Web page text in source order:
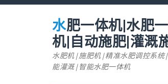
跳
水肥一体机|水肥一体化施肥
机|自动施肥|灌溉
水肥机|施肥机|精准水肥调控系
能灌溉|智能水肥一体机